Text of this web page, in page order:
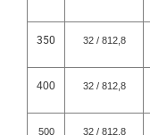
350 32 / 812,8
400 32 / 812,8
500 32 / 812,8